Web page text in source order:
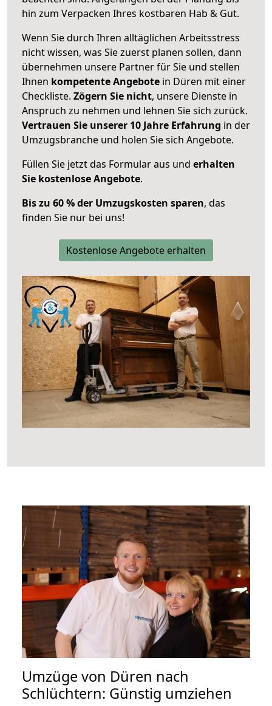
hin zum Verpacken Ihres kostbaren Hab & Gut.
Wenn Sie durch Ihren alltäglichen Arbeitsstress
nicht wissen, was Sie zuerst planen sollen, dann
übernehmen unsere Partner für Sie und stellen
Ihnen kompetente Angebote in Düren mit einer
Checkliste. Zögern Sie nicht, unsere Dienste in
Anspruch zu nehmen und lehnen Sie sich zurück.
Vertrauen Sie unserer 10 Jahre Erfahrung in der
Umzugsbranche und holen Sie sich Angebote.
Füllen Sie jetzt das Formular aus und erhalten
Sie kostenlose Angebote.
Bis zu 60 % der Umzugskosten sparen, das
finden Sie nur bei uns!
Kostenlose Angebote erhalten
Umzüge von Düren nach
Schlüchtern: Günstig umziehen